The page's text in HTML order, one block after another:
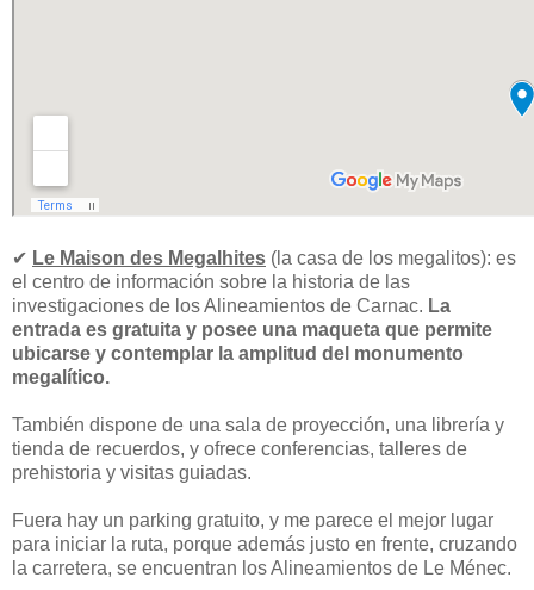
✔ Le Maison des Megalhites (la casa de los megalitos): es
el centro de información sobre la historia de las
investigaciones de los Alineamientos de Carnac. La
entrada es gratuita y posee una maqueta que permite
ubicarse y contemplar la amplitud del monumento
megalítico.
También dispone de una sala de proyección, una librería y
tienda de recuerdos, y ofrece conferencias, talleres de
prehistoria y visitas guiadas.
Fuera hay un parking gratuito, y me parece el mejor lugar
para iniciar la ruta, porque además justo en frente, cruzando
la carretera, se encuentran los Alineamientos de Le Ménec.